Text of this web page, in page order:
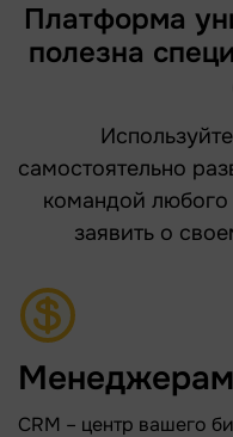
Платформа
полезна
самостоятельно
командой
заявить о
CRM – центр вашего